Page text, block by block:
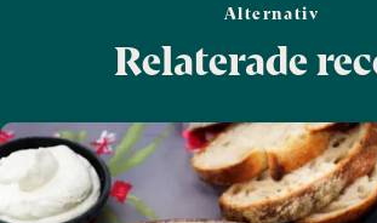
Alternativ
Relaterade